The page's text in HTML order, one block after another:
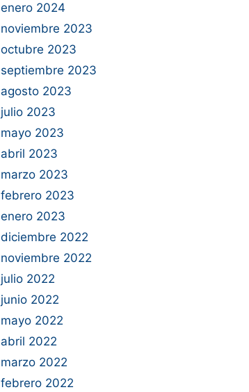
enero 2024
noviembre 2023
octubre 2023
septiembre 2023
agosto 2023
julio 2023
mayo 2023
abril 2023
marzo 2023
febrero 2023
enero 2023
diciembre 2022
noviembre 2022
julio 2022
junio 2022
mayo 2022
abril 2022
marzo 2022
febrero 2022